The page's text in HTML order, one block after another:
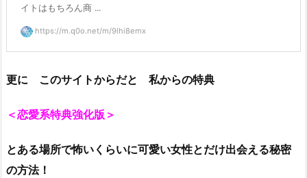
イトはもちろん商 ...
https://m.q0o.net/m/9lhi8emx
更に このサイトからだと 私からの特典
＜恋愛系特典強化版＞
とある場所で怖いくらいに可愛い女性とだけ出会える秘密
の方法！